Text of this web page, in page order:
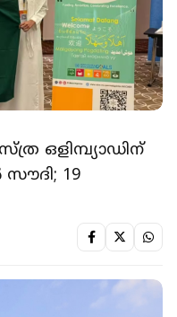
ഒളിമ്പ്യാഡിന്
19